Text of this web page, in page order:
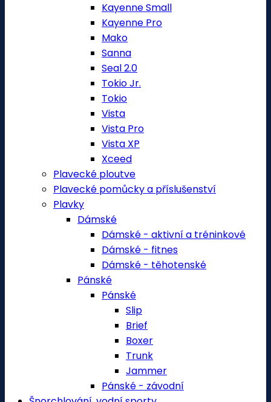
Kayenne Small
Kayenne Pro
Mako
Sanna
Seal 2.0
Tokio Jr.
Tokio
Vista
Vista Pro
Vista XP
Xceed
Plavecké ploutve
Plavecké pomůcky a příslušenství
Plavky
Dámské
Dámské - aktivní a tréninkové
Dámské - fitnes
Dámské - těhotenské
Pánské
Pánské
Slip
Brief
Boxer
Trunk
Jammer
Pánské - závodní